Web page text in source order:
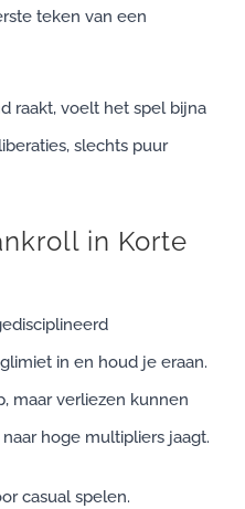
teken van een
raakt, voelt het spel bijna
slechts puur
in Korte
in en houd je eraan.
maar verliezen kunnen
hoge multipliers jaagt.
casual spelen.